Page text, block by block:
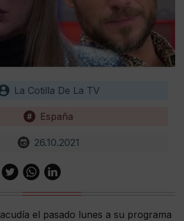
La Cotilla De La TV
España
26.10.2021
acudía el pasado lunes a su programa